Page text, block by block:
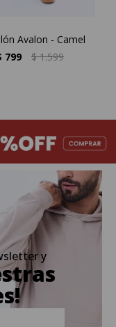
Avalon - Camel
799 $ 1.599
y